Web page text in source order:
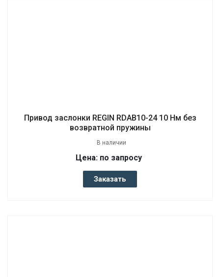
Привод заслонки REGIN RDAB10-24 10 Нм без
возвратной пружины
В наличии
Цена: по запросу
Заказать